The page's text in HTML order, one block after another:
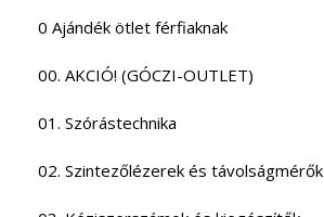
0 Ajándék ötlet férfiaknak
00. AKCIÓ! (GÓCZI-OUTLET)
01. Szórástechnika
02. Szintezőlézerek és távolságmérők